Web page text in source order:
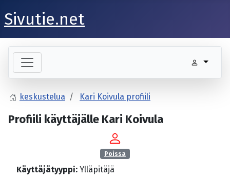
Sivutie.net
keskustelua Kari Koivula profiili
Profiili käyttäjälle Kari Koivula
Poissa
Käyttäjätyyppi: Ylläpitäjä